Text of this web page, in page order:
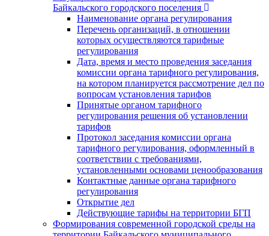
Байкальского городского поселения
Наименование органа регулирования
Перечень организаций, в отношении
которых осуществляются тарифные
регулирования
Дата, время и место проведения заседания
комиссии органа тарифного регулирования,
на котором планируется рассмотрение дел по
вопросам установления тарифов
Принятые органом тарифного
регулирования решения об установлении
тарифов
Протокол заседания комиссии органа
тарифного регулирования, оформленный в
соответствии с требованиями,
установленными основами ценообразования
Контактные данные органа тарифного
регулирования
Открытие дел
Действующие тарифы на территории БГП
Формирования современной городской среды на